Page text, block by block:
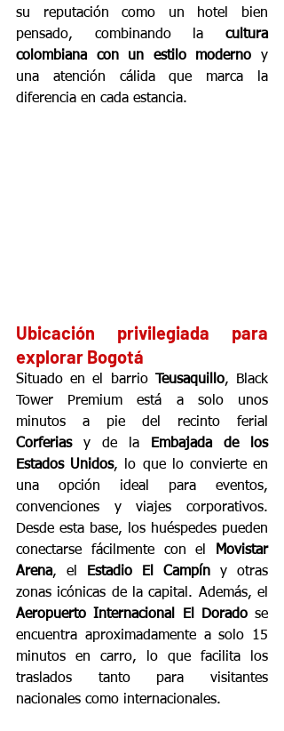
su reputación como un hotel bien
pensado, combinando la cultura
colombiana con un estilo moderno y
una atención cálida que marca la
diferencia en cada estancia.
Ubicación privilegiada para
explorar Bogotá
Situado en el barrio Teusaquillo, Black
Tower Premium está a solo unos
Corferias y de la
Embajada de los
Estados Unidos, lo que lo convierte en
una opción ideal para eventos,
convenciones y viajes corporativos.
Desde esta base, los huéspedes pueden
conectarse fácilmente con el
Movistar
Arena, el Estadio El Campín y otras
Aeropuerto Internacional El Dorado se
encuentra aproximadamente a solo 15
minutos en carro, lo que facilita los
traslados tanto para visitantes
nacionales como internacionales.